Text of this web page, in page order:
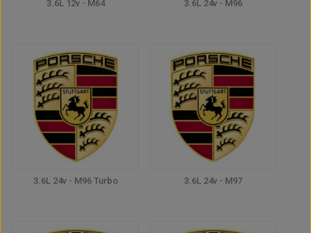
3.6L 12v - M64 3.6L 24v - M96
3.6L 24v - M96 Turbo 3.6L 24v - M97